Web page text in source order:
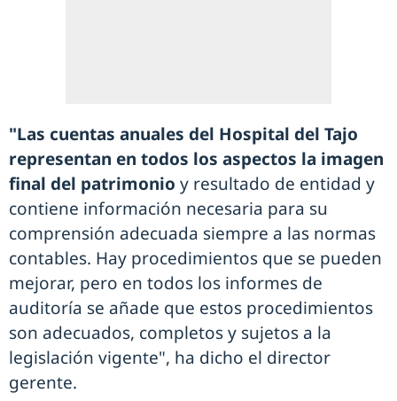
"Las cuentas anuales del Hospital del Tajo
representan en todos los aspectos la imagen
final del patrimonio y resultado de entidad y
contiene información necesaria para su
comprensión adecuada siempre a las normas
contables. Hay procedimientos que se pueden
mejorar, pero en todos los informes de
auditoría se añade que estos procedimientos
son adecuados, completos y sujetos a la
legislación vigente", ha dicho el director
gerente.